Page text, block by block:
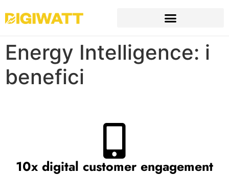
Energy Intelligence: i
benefici
10x digital customer engagement